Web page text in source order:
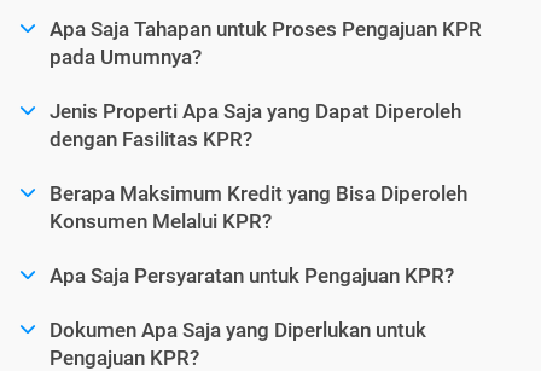
Apa Saja Tahapan untuk Proses Pengajuan KPR
pada Umumnya?
Jenis Properti Apa Saja yang Dapat Diperoleh
dengan Fasilitas KPR?
Berapa Maksimum Kredit yang Bisa Diperoleh
Konsumen Melalui KPR?
Apa Saja Persyaratan untuk Pengajuan KPR?
Dokumen Apa Saja yang Diperlukan untuk
Pengajuan KPR?